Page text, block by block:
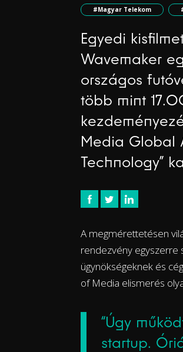
#Magyar Telekom
Egyedi
Wavemaker
országos
több mint
Media Global
Technology”
A megmérettetésen
rendezvény egyszerre
ügynökségeknek és
of Media elismerés
“Úgy
startup.